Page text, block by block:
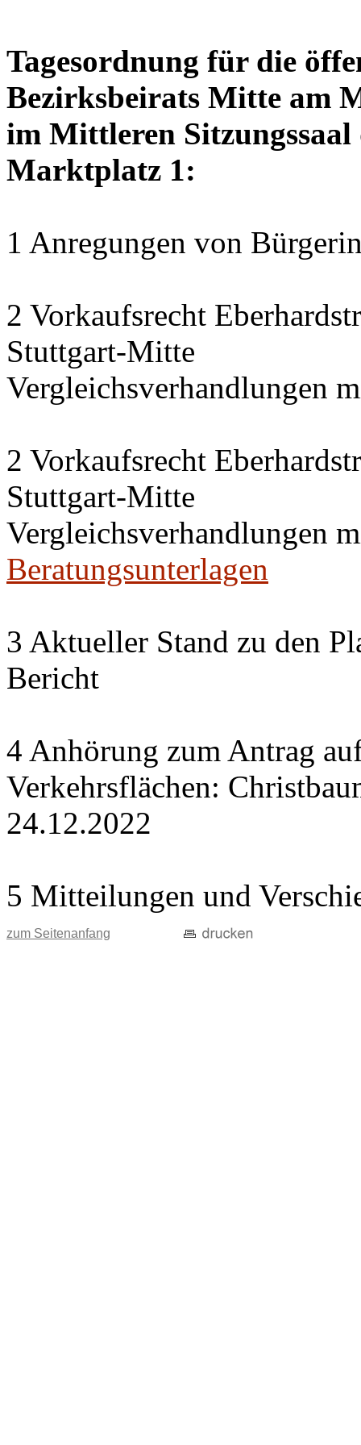
Tagesordnung für die
Bezirksbeirats Mitte am
im Mittleren Sitzungssaal
Marktplatz 1:
1 Anregungen von
2 Vorkaufsrecht
Stuttgart-Mitte
Vergleichsverhandlungen
2 Vorkaufsrecht
Stuttgart-Mitte
Vergleichsverhandlungen
Beratungsunterlagen
3 Aktueller Stand zu den
Bericht
4 Anhörung zum Antrag
Verkehrsflächen:
24.12.2022
5 Mitteilungen und
zum Seitenanfang